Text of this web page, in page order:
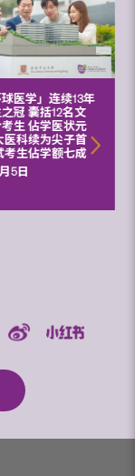
医学」连续13年
冠 囊括12名文
生 佔学医状元
医科续为尖子首
考生佔学额七成
5日